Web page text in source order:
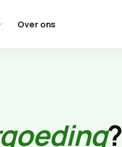
Over ons
?